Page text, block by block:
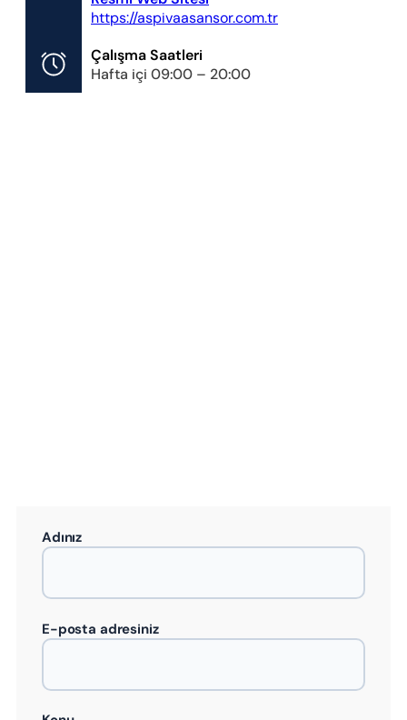
https://aspivaasansor.com.tr
Çalışma Saatleri
Hafta içi 09:00 – 20:00
Adınız
E-posta adresiniz